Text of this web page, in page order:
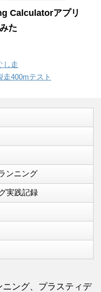
Calculatorアプリ
た
し走
400mテスト
ンニング
実践記録
ング、プラスティデ